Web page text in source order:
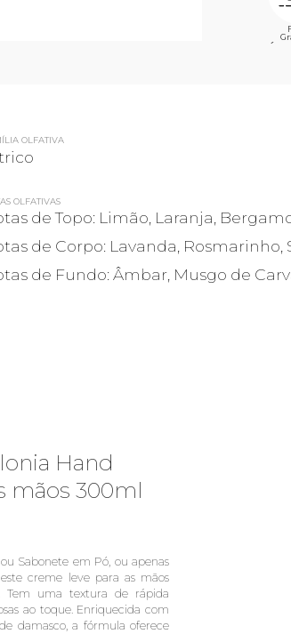
´
OLFATIVA
OLFATIVAS
de Topo: Limão, Laranja,
de Corpo: Lavanda, Rosmarinho,
de Fundo: Âmbar, Musgo de
Hand
mãos 300ml
Sabonete em Pó, ou apenas
creme leve para as mãos
Tem uma textura de rápida
ao toque. Enriquecida com
damasco, a fórmula oferece